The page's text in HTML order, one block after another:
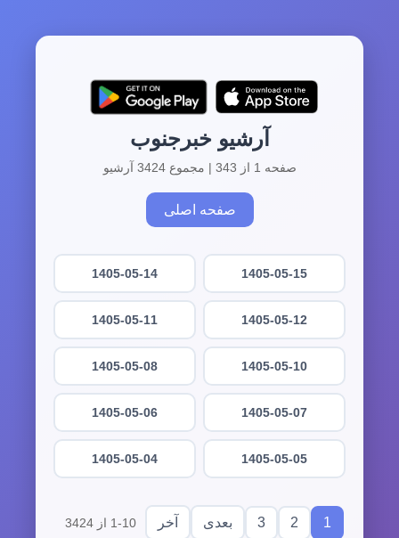
آرشیو خبرجنوب
صفحه 1 از 343 | مجموع 3424 آرشیو
صفحه اصلی
1405-05-15
1405-05-14
1405-05-12
1405-05-11
1405-05-10
1405-05-08
1405-05-07
1405-05-06
1405-05-05
1405-05-04
1
2
3 بعدی آخر 1-10 از 3424